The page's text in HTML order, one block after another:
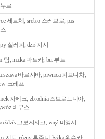
르
세르체, srebro 스레브로, pas
실레피, dziś 지시
탐, matka 마트카, but 부트
바르샤바, piwnica 피브니차,
크레프
자메크, zbrodnia 즈브로드니아,
비부스
그보지지크, więź 비엥시
지토, różny 루주니, łyżka 위슈카,